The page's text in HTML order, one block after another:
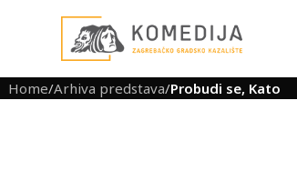
Home/Arhiva predstava/Probudi se, Kato